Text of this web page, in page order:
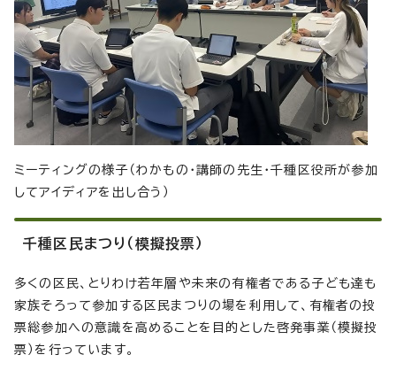
ミーティングの様子（わかもの・講師の先生・千種区役所が参加
してアイディアを出し合う）
千種区民まつり（模擬投票）
多くの区民、とりわけ若年層や未来の有権者である子ども達も
家族そろって参加する区民まつりの場を利用して、有権者の投
票総参加への意識を高めることを目的とした啓発事業（模擬投
票）を行っています。